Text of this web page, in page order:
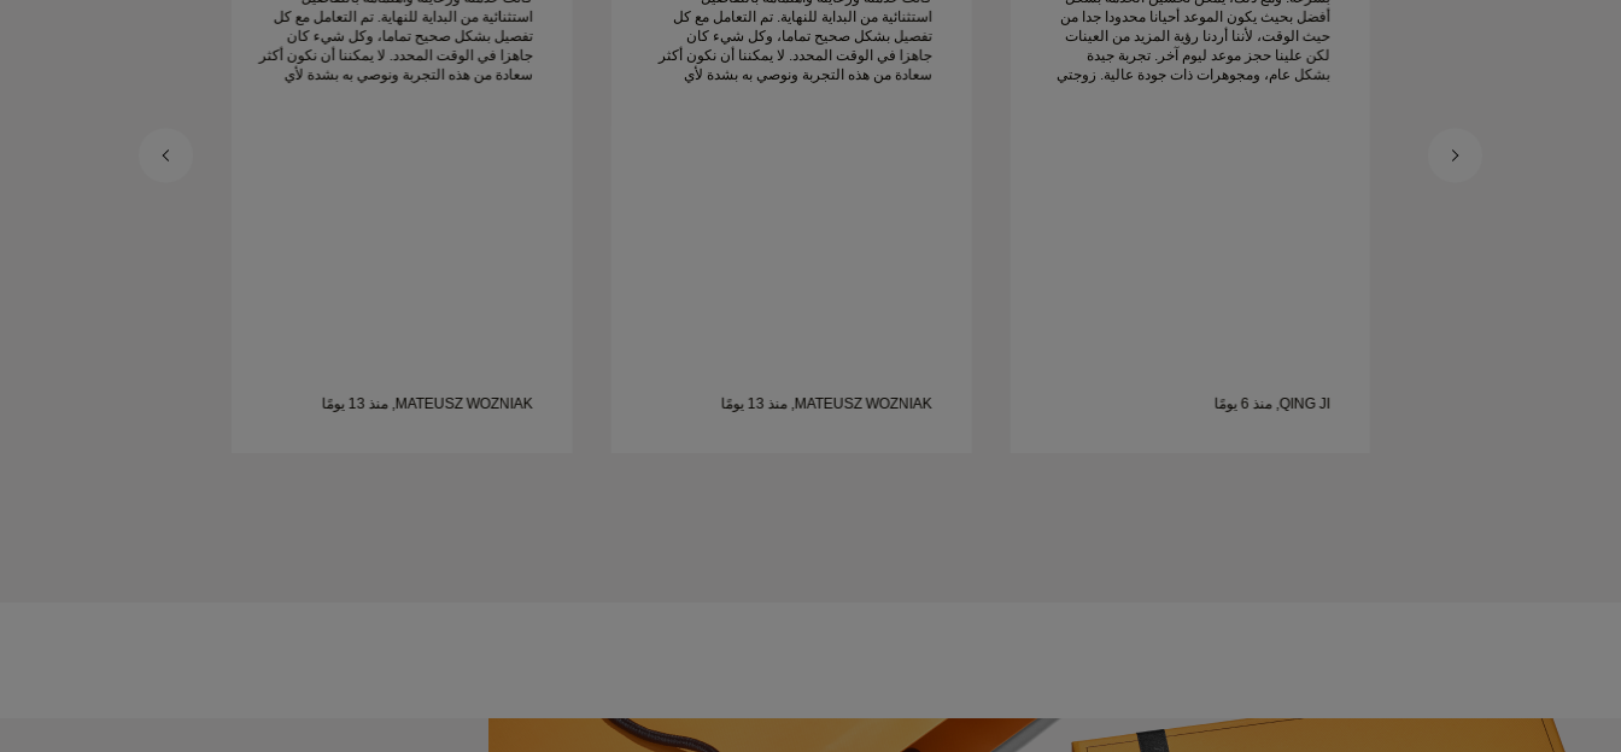
أفضل بحيث يكون الموعد أحيانا محدودا جدا من
حيث الوقت، لأننا أردنا رؤية المزيد من العينات
لكن علينا حجز موعد ليوم آخر. تجربة جيدة
بشكل عام، ومجوهرات ذات جودة عالية. زوجتي
QING JI, منذ 6 يومًا
استثنائية من البداية للنهاية. تم التعامل مع كل
تفصيل بشكل صحيح تماما، وكل شيء كان
جاهزا في الوقت المحدد. لا يمكننا أن نكون أكثر
سعادة من هذه التجربة ونوصي به بشدة لأي
MATEUSZ WOZNIAK, منذ 13 يومًا
استثنائية من البداية للنهاية. تم التعامل مع كل
تفصيل بشكل صحيح تماما، وكل شيء كان
جاهزا في الوقت المحدد. لا يمكننا أن نكون أكثر
سعادة من هذه التجربة ونوصي به بشدة لأي
MATEUSZ WOZNIAK, منذ 13 يومًا